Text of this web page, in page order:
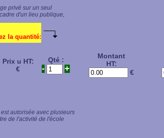
privé sur un seul
d'un lieu publique,
la quantité:
Prix u HT:
€
Qté :
- +
Montant
HT:
€
autorisée avec plusieurs
de l'activité de l'école